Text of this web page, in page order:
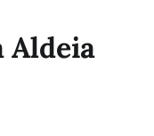
Aldeia